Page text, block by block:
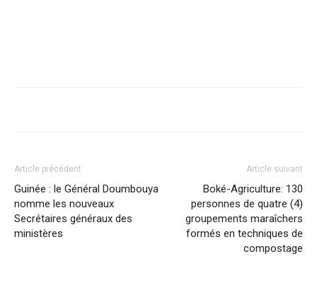
Article précédent
Guinée : le Général Doumbouya
nomme les nouveaux
Secrétaires généraux des
ministères
Article suivant
Boké-Agriculture: 130
personnes de quatre (4)
groupements maraîchers
formés en techniques de
compostage